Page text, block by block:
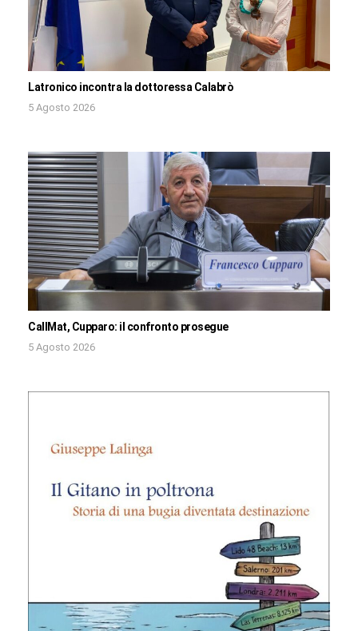
Latronico incontra la dottoressa Calabrò
5 Agosto 2026
CallMat, Cupparo: il confronto prosegue
5 Agosto 2026